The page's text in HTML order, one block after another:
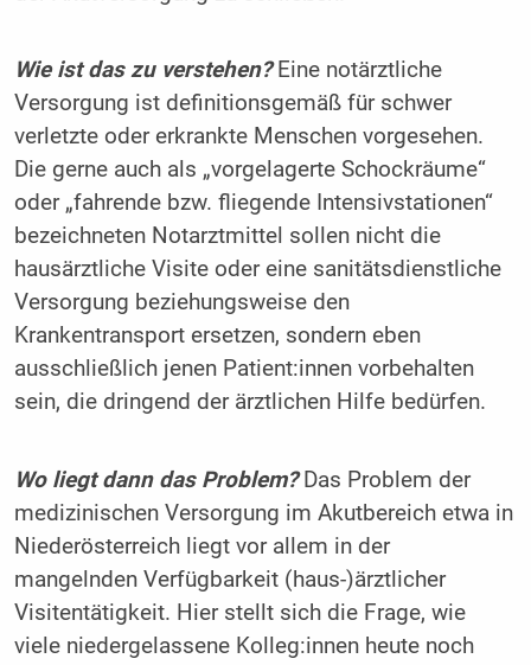
Wie ist das zu verstehen?Eine notärztliche
Versorgung ist definitionsgemäß für schwer
verletzte oder erkrankte Menschen vorgesehen.
Die gerne auch als „vorgelagerte Schockräume“
oder „fahrende bzw. fliegende Intensivstationen“
bezeichneten Notarztmittel sollen nicht die
hausärztliche Visite oder eine sanitätsdienstliche
Versorgung beziehungsweise den
Krankentransport ersetzen, sondern eben
ausschließlich jenen Patient:innen vorbehalten
sein, die dringend der ärztlichen Hilfe bedürfen.
Wo liegt dann das Problem? Das Problem der
medizinischen Versorgung im Akutbereich etwa in
Niederösterreich liegt vor allem in der
mangelnden Verfügbarkeit (haus-)ärztlicher
Visitentätigkeit. Hier stellt sich die Frage, wie
viele niedergelassene Kolleg:innen heute noch